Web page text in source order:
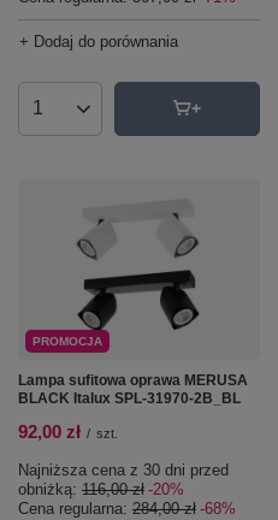
+ Dodaj do porównania
Ilość produktów
PROMOCJA
Lampa sufitowa oprawa MERUSA
BLACK Italux SPL-31970-2B_BL
92,00 zł / szt.
Najniższa cena z 30 dni przed
obniżką: 116,00 zł -20%
Cena regularna: 284,00 zł -68%